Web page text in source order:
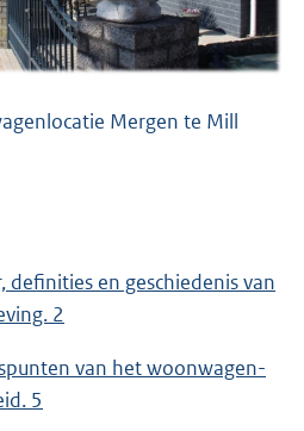
Mergen te Mill
definities en geschiedenis van
2
van het woonwagen-
5